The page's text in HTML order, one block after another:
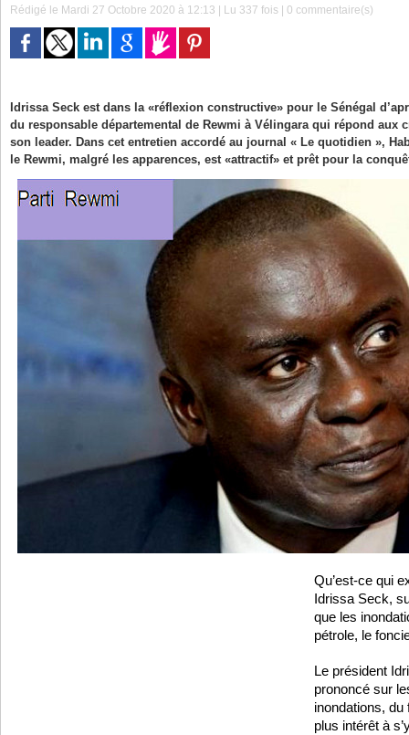
Rédigé le Mardi 27 Octobre 2020 à 12:13 | Lu 337 fois |0 commentaire(s)
Idrissa Seck est dans la «réflexion constructive» pour le Sénégal
du responsable départemental de Rewmi à Vélingara qui répond aux
son leader. Dans cet entretien accordé au journal « Le quotidien »,
le Rewmi, malgré les apparences, est «attractif» et prêt pour la
Qu’est-ce qui
Idrissa Seck,
que les
pétrole, le
Le président
prononcé sur
inondations, du
plus intérêt à